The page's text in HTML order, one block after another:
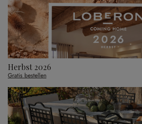
Herbst 2026
Gratis bestellen